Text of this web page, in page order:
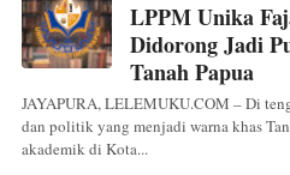
LPPM Unika
Didorong Jadi
Tanah Papua
JAYAPURA, LELEMUKU.COM – Di
dan politik yang menjadi warna khas
akademik di Kota...